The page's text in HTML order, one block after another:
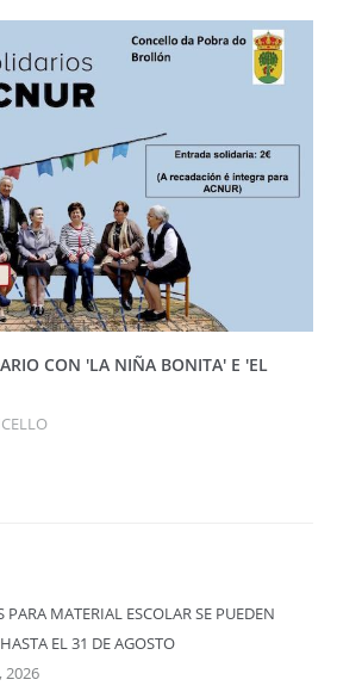
CON 'LA NIÑA BONITA' E 'EL
PARA MATERIAL ESCOLAR SE PUEDEN
EL 31 DE AGOSTO
2026